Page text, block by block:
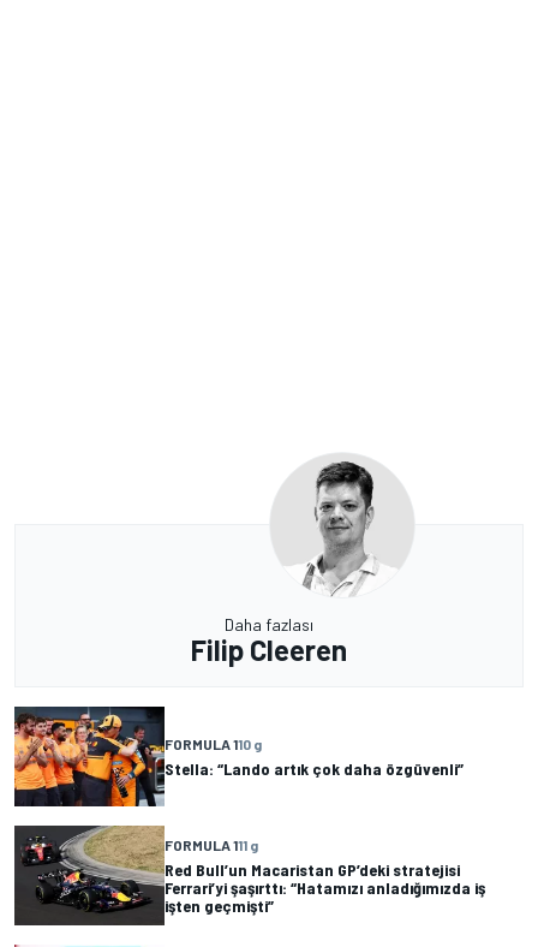
Daha fazlası
Filip Cleeren
FORMULA 110 g
Stella: “Lando artık çok daha özgüvenli”
FORMULA 111 g
Red Bull’un Macaristan GP’deki stratejisi
Ferrari’yi şaşırttı: “Hatamızı anladığımızda iş
işten geçmişti”